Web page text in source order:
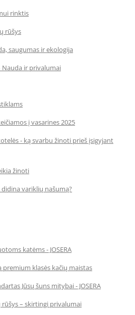
rinktis
rūšys
saugumas ir ekologija
Nauda ir privalumai
į vasarines 2025
- ką svarbu žinoti prieš įsigyjant
žinoti
variklių našumą?
katėms - JOSERA
premium klasės kačių maistas
Jūsų šuns mitybai - JOSERA
– skirtingi privalumai